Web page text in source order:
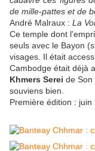
de mille-pattes et de
André Malraux : La
Ce temple dont
seuls avec le Bayon
visages. Il était
Cambodge était déjà
Khmers Serei de Son
souviens bien.
Première édition : juin